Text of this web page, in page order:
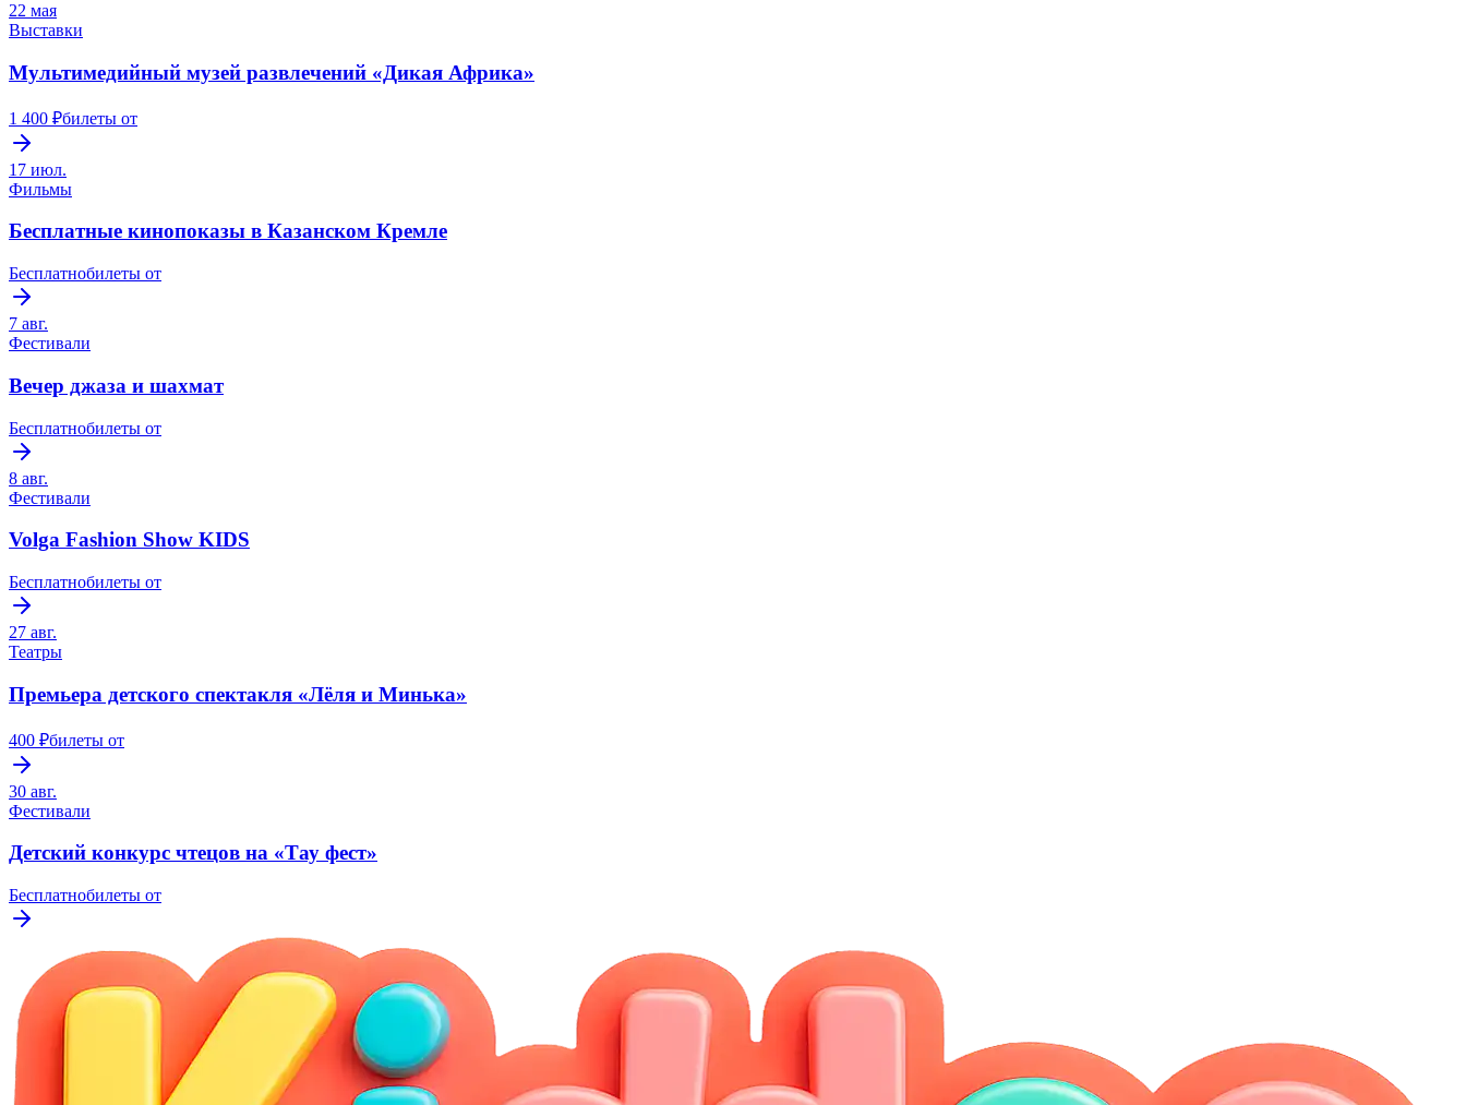
22 мая
Выставки
Мультимедийный музей развлечений «Дикая Африка»
1 400 ₽билеты от
17 июл.
Фильмы
Бесплатные кинопоказы в Казанском Кремле
Бесплатнобилеты от
7 авг.
Фестивали
Вечер джаза и шахмат
Бесплатнобилеты от
8 авг.
Фестивали
Volga Fashion Show KIDS
Бесплатнобилеты от
27 авг.
Театры
Премьера детского спектакля «Лёля и Минька»
400 ₽билеты от
30 авг.
Фестивали
Детский конкурс чтецов на «Тау фест»
Бесплатнобилеты от